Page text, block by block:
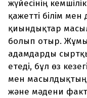
жүйесінің
қажетті білім
қиындықтар
болып отыр.
адамдарды
етеді, бұл өз
мен масылдықтың
және мәдени